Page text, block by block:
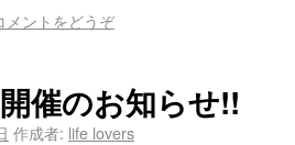
メントをどうぞ
催のお知らせ!!
作成者: life lovers